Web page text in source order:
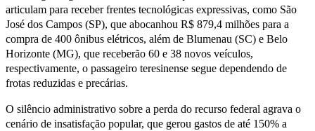
articulam para receber frentes tecnológicas expressivas, como São
José dos Campos (SP), que abocanhou R$ 879,4 milhões para a
compra de 400 ônibus elétricos, além de Blumenau (SC) e Belo
Horizonte (MG), que receberão 60 e 38 novos veículos,
respectivamente, o passageiro teresinense segue dependendo de
frotas reduzidas e precárias.
O silêncio administrativo sobre a perda do recurso federal agrava o
cenário de insatisfação popular, que gerou gastos de até 150% a